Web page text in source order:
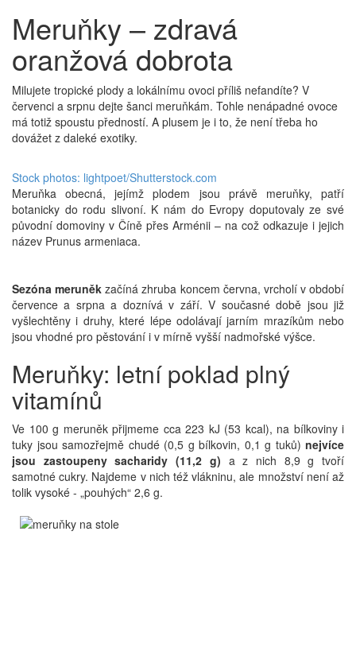
Meruňky – zdravá
oranžová dobrota
Milujete tropické plody a lokálnímu ovoci příliš nefandíte? V
červenci a srpnu dejte šanci meruňkám. Tohle nenápadné ovoce
má totiž spoustu předností. A plusem je i to, že není třeba ho
dovážet z daleké exotiky.
Stock photos: lightpoet/Shutterstock.com
Meruňka obecná, jejímž plodem jsou právě meruňky, patří
botanicky do rodu slivoní. K nám do Evropy doputovaly ze své
původní domoviny v Číně přes Arménii – na což odkazuje i jejich
název Prunus armeniaca.
Sezóna meruněk začíná zhruba koncem června, vrcholí v období
července a srpna a doznívá v září. V současné době jsou již
vyšlechtěny i druhy, které lépe odolávají jarním mrazíkům nebo
jsou vhodné pro pěstování i v mírně vyšší nadmořské výšce.
Meruňky: letní poklad plný
vitamínů
Ve 100 g meruněk přijmeme cca 223 kJ (53 kcal), na bílkoviny i
tuky jsou samozřejmě chudé (0,5 g bílkovin, 0,1 g tuků) nejvíce
jsou zastoupeny sacharidy (11,2 g) a z nich 8,9 g tvoří
samotné cukry. Najdeme v nich též vlákninu, ale množství není až
tolik vysoké - „pouhých“ 2,6 g.